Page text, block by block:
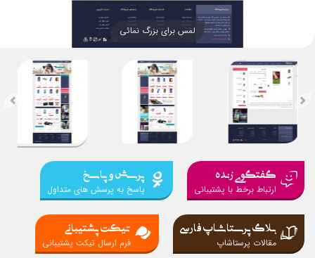
لمس برای بزرگ نمائی
گفتگوی زنده
ارتباط برخط با پشتیبانی
پرسش و پاسخ
پاسخ به پرسش های متداول
بلاگ پرستاشاپ فارسی
مقالات پرستاشاپ
تیکت پشتیبانی
فرم ارسال تیکت پشتیبانی